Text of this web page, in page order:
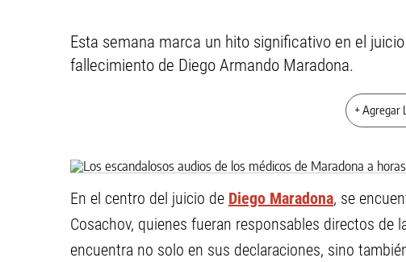
Esta semana marca un hito significativo en el
fallecimiento de Diego Armando Maradona.
+ Agregar
En el centro del juicio de Diego Maradona, se
Cosachov, quienes fueran responsables directos de
encuentra no solo en sus declaraciones, sino